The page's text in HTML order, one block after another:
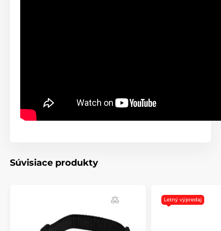
Vibračné
Súvisiace produkty
Letný výpredaj